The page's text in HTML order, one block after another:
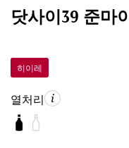
닷사이39 준마
히이레
열처리